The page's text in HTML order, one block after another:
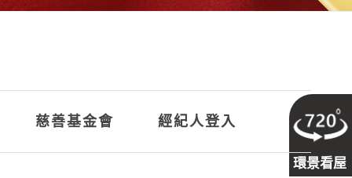
慈善基金會 經紀人登入
環景看屋